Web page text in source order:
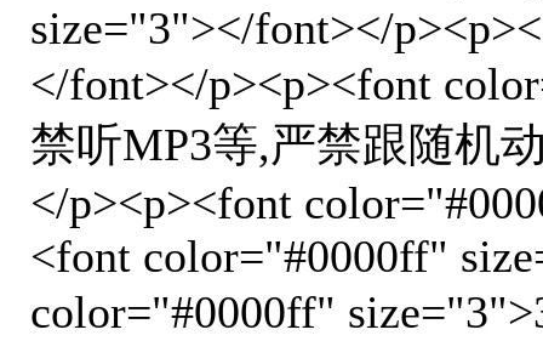
size="3"></font></
</font></p><p><font
禁听MP3等,严禁跟随机
</p><p><font
<font color="#0000ff"
color="#0000ff"